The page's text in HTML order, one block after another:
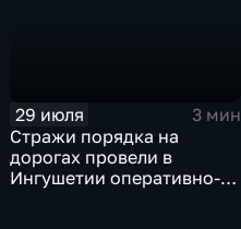
29 июля
3 мин
Стражи порядка на
дорогах провели в
Ингушетии оперативно-